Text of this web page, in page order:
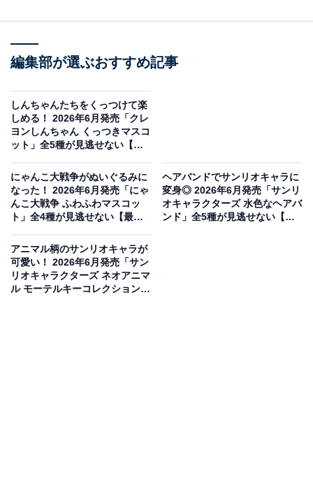
ノンタン めじるしアクセサリー（画像出典：バンダイ）
バンダイから2026年6月に発売される「ノンタン めじる
しアクセサリー」（税込300円）。全5種のラインアップ
となっています。
編集部が選ぶおすすめ記事
しんちゃんたちをくっつけて楽
しめる！ 2026年6月発売「クレ
ヨンしんちゃん くっつきマスコ
ット」全5種が見逃せない【最
にゃんこ大戦争がぬいぐるみに
なった！ 2026年6月発売「にゃ
んこ大戦争 ふわふわマスコッ
ト」全4種が見逃せない【最新
ヘアバンドでサンリオキャラに
変身◎ 2026年6月発売「サンリ
オキャラクターズ 水色なヘアバ
ンド」全5種が見逃せない【最
アニマル柄のサンリオキャラが
可愛い！ 2026年6月発売「サン
リオキャラクターズ ネオアニマ
ル モーテルキーコレクション」